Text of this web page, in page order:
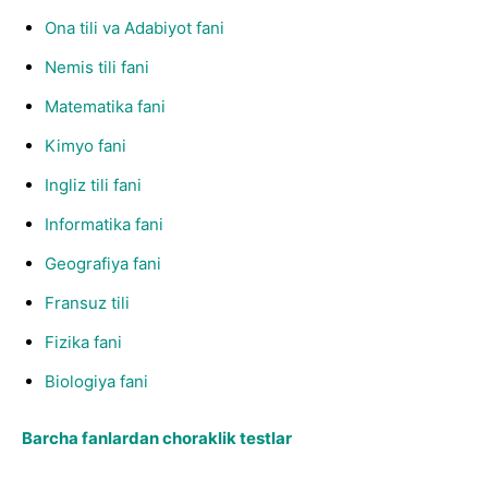
Ona tili va Adabiyot fani
Nemis tili fani
Matematika fani
Kimyo fani
Ingliz tili fani
Informatika fani
Geografiya fani
Fransuz tili
Fizika fani
Biologiya fani
Barcha fanlardan choraklik testlar